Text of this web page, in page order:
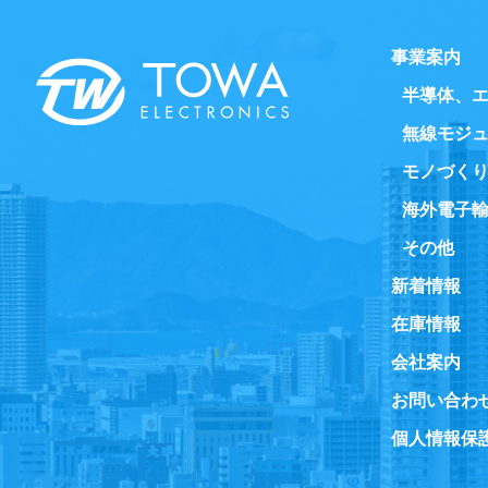
事業案内
半導体、
無線モジ
モノづく
海外電子
その他
新着情報
在庫情報
会社案内
お問い合わ
個人情報保